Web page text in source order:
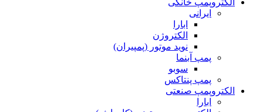
ایرانی
ابارا
الکتروژن
نوید موتور (پمپیران)
پمپ آبنما
سوبو
پمپ پنتاکس
الکتروپمپ صنعتی
ابارا